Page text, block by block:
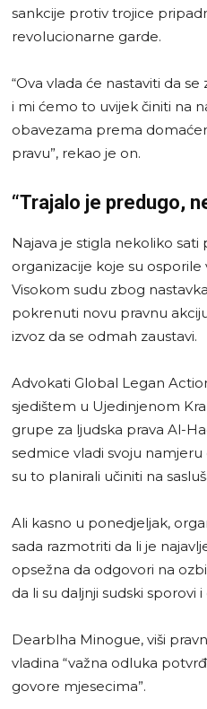
sankcije protiv trojice
revolucionarne garde.
“Ova vlada će nastaviti da
i mi ćemo to uvijek činiti na
obavezama prema
pravu”, rekao je on.
“Trajalo je predugo,
Najava je stigla nekoliko sati
organizacije koje su
Visokom sudu zbog
pokrenuti novu pravnu
izvoz da se odmah zaustavi.
Advokati Global Legan
sjedištem u Ujedinjenom
grupe za ljudska prava Al-
sedmice vladi svoju
su to planirali učiniti na
Ali kasno u ponedjeljak,
sada razmotriti da li je
opsežna da odgovori na
da li su daljnji sudski sporovi
Dearblha Minogue, viši
vladina “važna odluka
govore mjesecima”.